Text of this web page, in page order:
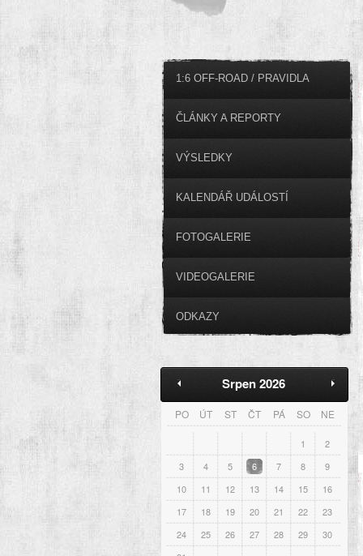
1:6 OFF-ROAD / PRAVIDLA
ČLÁNKY A REPORTY
VÝSLEDKY
KALENDÁŘ UDÁLOSTÍ
FOTOGALERIE
VIDEOGALERIE
ODKAZY
Srpen 2026
PO ÚT ST ČT PÁ SO NE
1
2
3
4 5 6 7 8
9
10
11 12 13 14 15
16
17
18 19 20 21 22
23
24
25 26 27 28 29
30